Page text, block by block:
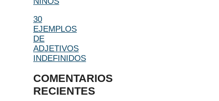
30
EJEMPLOS
DE
ADJETIVOS
INDEFINIDOS
COMENTARIOS
RECIENTES